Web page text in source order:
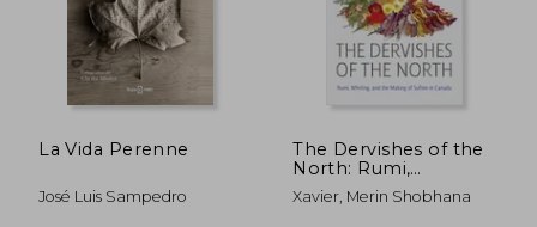
La Vida Perenne
José Luis Sampedro
The Dervishes of the
North: Rumi,
Whirling, and the
Making of Sufism in
Xavier, Merin Shobhana